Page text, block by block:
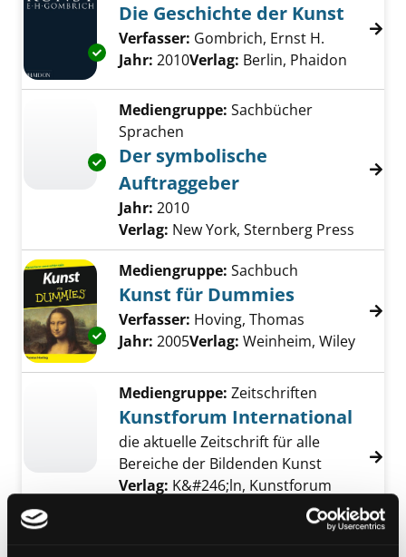
Exemplar-Details von Die Geschichte der
Die Geschichte der Kunst
Verfasser: Gombrich, Ernst H. Suche
Jahr: 2010Verlag: Berlin, Phaidon
Exemplar-Details von Der symbolische
Mediengruppe: Sachbücher
Sprachen
Der symbolische
Auftraggeber
Suche nach diesem Verfasser
Jahr: 2010
Verlag: New York, Sternberg Press
Exemplar-Details von Kunst für Dummies
Mediengruppe: Sachbuch
Kunst für Dummies
Verfasser: Hoving, Thomas Suche nach
Jahr: 2005Verlag: Weinheim, Wiley
Mediengruppe: Zeitschriften
Kunstforum International
die aktuelle Zeitschrift für alle
Bereiche der Bildenden Kunst
Verlag: K&#246;ln, Kunstforum